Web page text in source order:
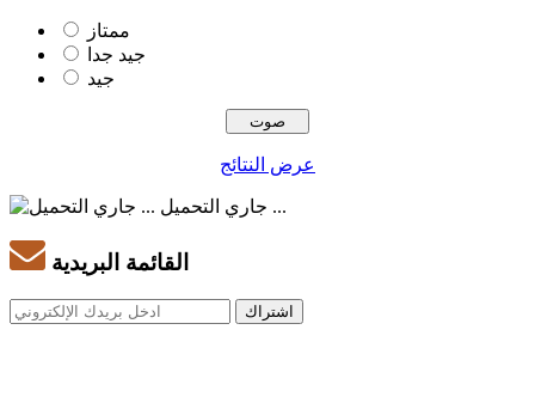
ممتاز
جيد جدا
جيد
عرض النتائج
جاري التحميل ...
القائمة البريدية